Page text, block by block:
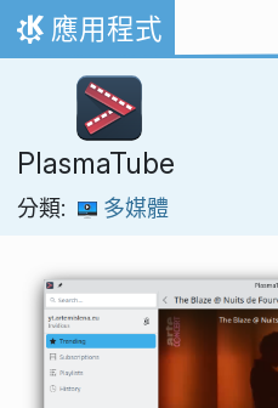
跳到內容
首頁
應用程式
PlasmaTube
分類: 多媒體